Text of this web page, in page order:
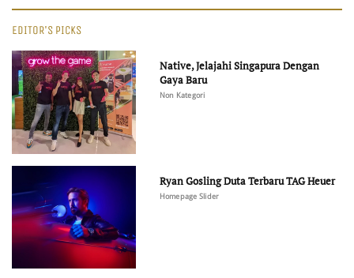
EDITOR'S PICKS
Native, Jelajahi Singapura Dengan
Gaya Baru
Non Kategori
Ryan Gosling Duta Terbaru TAG Heuer
Homepage Slider